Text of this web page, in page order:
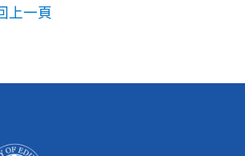
上一頁